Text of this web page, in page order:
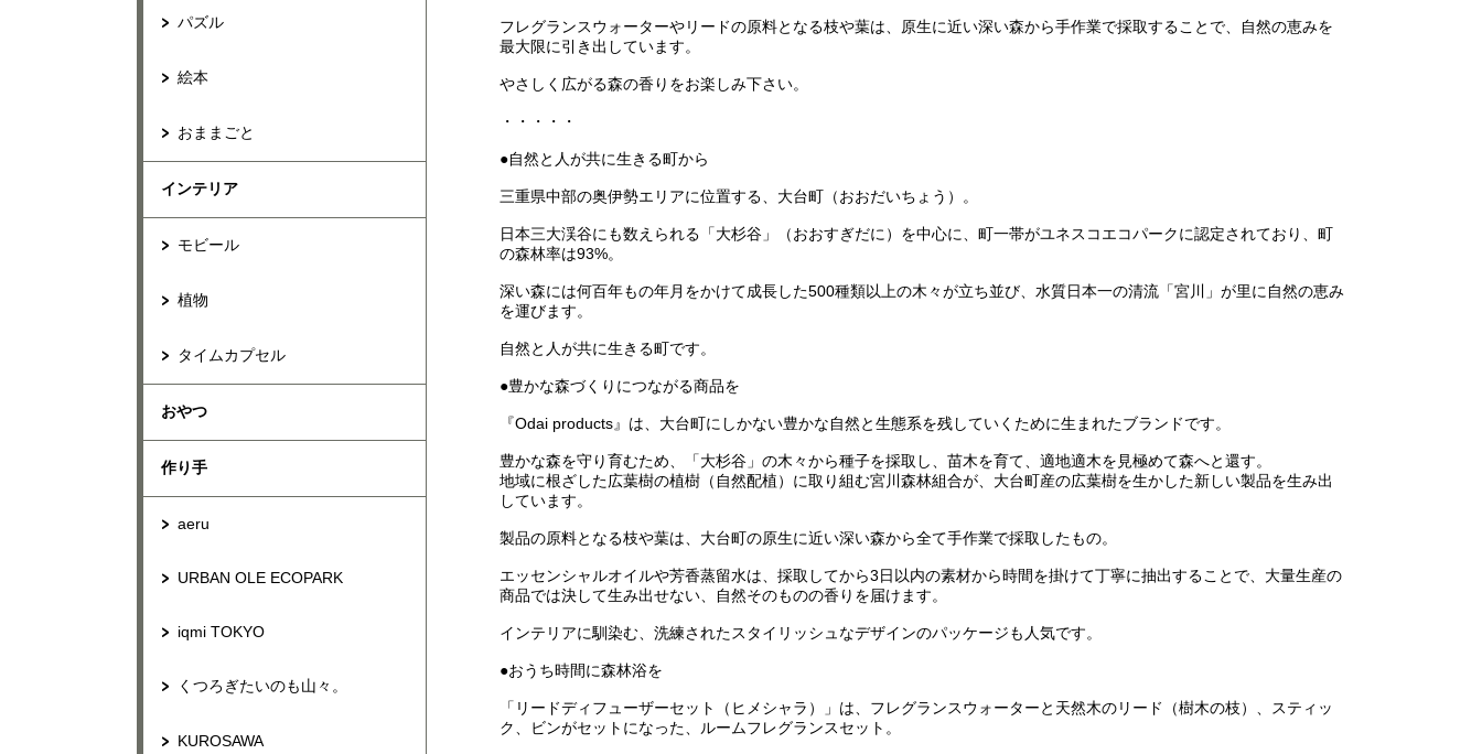
パズル
絵本
おままごと
インテリア
モビール
植物
タイムカプセル
おやつ
作り手
aeru
URBAN OLE ECOPARK
iqmi TOKYO
くつろぎたいのも山々。
KUROSAWA
フレグランスウォーターやリードの原料となる枝や葉は、原生に近い深い森から手作業で採取することで、自然の恵みを
最大限に引き出しています。
やさしく広がる森の香りをお楽しみ下さい。
・・・・・
●自然と人が共に生きる町から
三重県中部の奥伊勢エリアに位置する、大台町（おおだいちょう）。
日本三大渓谷にも数えられる「大杉谷」（おおすぎだに）を中心に、町一帯がユネスコエコパークに認定されており、町
の森林率は93%。
深い森には何百年もの年月をかけて成長した500種類以上の木々が立ち並び、水質日本一の清流「宮川」が里に自然の恵み
を運びます。
自然と人が共に生きる町です。
●豊かな森づくりにつながる商品を
『Odai products』は、大台町にしかない豊かな自然と生態系を残していくために生まれたブランドです。
豊かな森を守り育むため、「大杉谷」の木々から種子を採取し、苗木を育て、適地適木を見極めて森へと還す。
地域に根ざした広葉樹の植樹（自然配植）に取り組む宮川森林組合が、大台町産の広葉樹を生かした新しい製品を生み出
しています。
製品の原料となる枝や葉は、大台町の原生に近い深い森から全て手作業で採取したもの。
エッセンシャルオイルや芳香蒸留水は、採取してから3日以内の素材から時間を掛けて丁寧に抽出することで、大量生産の
商品では決して生み出せない、自然そのものの香りを届けます。
インテリアに馴染む、洗練されたスタイリッシュなデザインのパッケージも人気です。
●おうち時間に森林浴を
「リードディフューザーセット（ヒメシャラ）」は、フレグランスウォーターと天然木のリード（樹木の枝）、スティッ
ク、ビンがセットになった、ルームフレグランスセット。